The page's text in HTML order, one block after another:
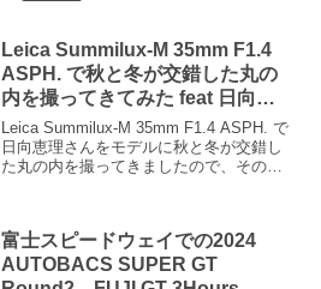
Leica Summilux-M 35mm F1.4
ASPH. で秋と冬が交錯した丸の
内を撮ってきてみた feat 日向恵
理さん
Leica Summilux-M 35mm F1.4 ASPH. で
日向恵理さんをモデルに秋と冬が交錯し
た丸の内を撮ってきましたので、その写
富士スピードウェイでの2024
AUTOBACS SUPER GT